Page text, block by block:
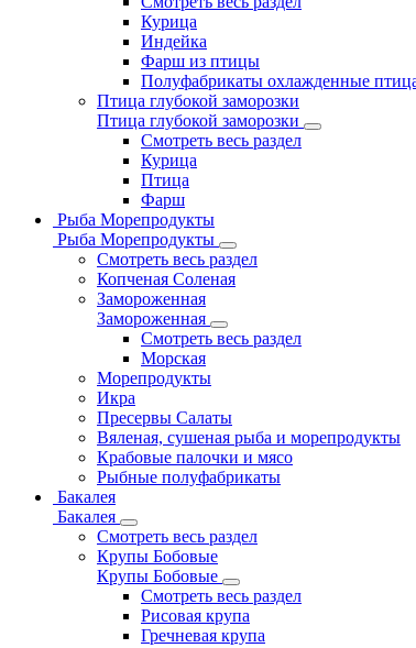
Курица
Индейка
Фарш из птицы
Полуфабрикаты охлажденные
Птица глубокой заморозки
Птица глубокой заморозки
Смотреть весь раздел
Курица
Птица
Фарш
Рыба Морепродукты
Рыба Морепродукты
Смотреть весь раздел
Копченая Соленая
Замороженная
Замороженная
Смотреть весь раздел
Морская
Морепродукты
Икра
Пресервы Салаты
Вяленая, сушеная рыба и морепродукты
Крабовые палочки и мясо
Рыбные полуфабрикаты
Бакалея
Бакалея
Смотреть весь раздел
Крупы Бобовые
Крупы Бобовые
Смотреть весь раздел
Рисовая крупа
Гречневая крупа